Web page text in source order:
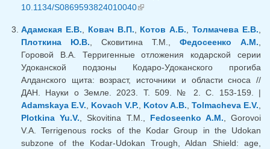
10.1134/S0869593824010040(внешняя ссылка)
Адамская Е.В. Ковач В.П. Котов А.Б. ,Толмачева Е.В.
Плоткина Ю.В. , Сковитина Т.М., Федосеенко А.М.
Горовой В.А. Терригенные отложения кодарской серии
Удоканской подзоны Кодаро-Удоканского прогиба
Алданского щита: возраст, источники и области сноса //
ДАН. Науки о Земле. 2023. Т. 509. № 2. С. 153-159. |
Adamskaya E.V.
Kovach V.P. Kotov A.B. Tolmacheva E.V.
Plotkina Yu.V. , Skovitina T.M., Fedoseenko A.M. , Gorovoi
V.A. Terrigenous rocks of the Kodar Group in the Udokan
subzone of the Kodar-Udokan Trough, Aldan Shield: age,